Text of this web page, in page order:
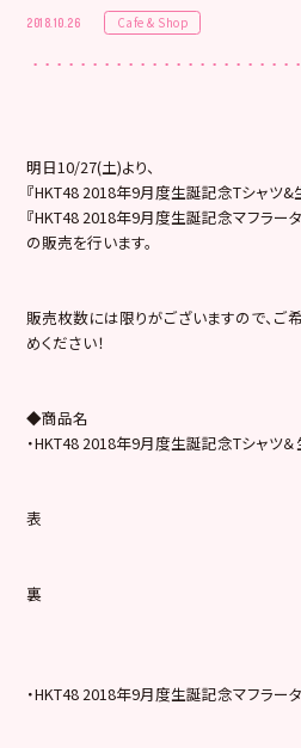
2018.10.26 Cafe & Shop
明日10/27(土)より、
『HKT48 2018年9月度生誕記念Tシャツ
『HKT48 2018年9月度生誕記念マフラー
の販売を行います。
販売枚数には限りがございますので、
めください！
◆商品名
・HKT48 2018年9月度生誕記念Tシャツ
表
裏
・HKT48 2018年9月度生誕記念マフラー